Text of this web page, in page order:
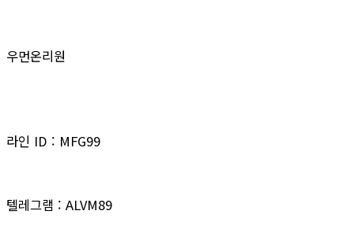
우먼온리원
라인 ID : MFG99
텔레그램 : ALVM89